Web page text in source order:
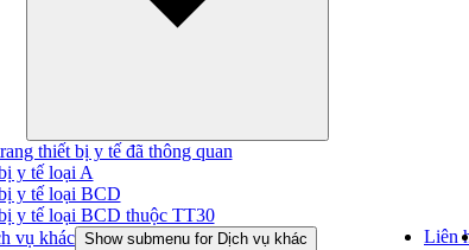
thiết bị y tế đã thông quan
y tế loại A
y tế loại BCD
y tế loại BCD thuộc TT30
vụ khác Show submenu for Dịch vụ khác Liên